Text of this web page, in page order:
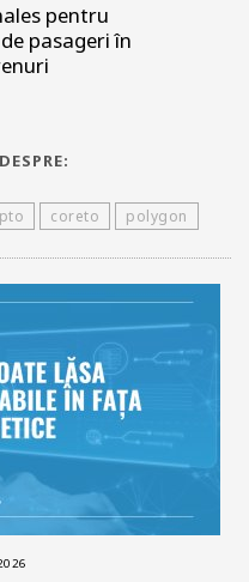
pentru
pasageri în
coreto polygon